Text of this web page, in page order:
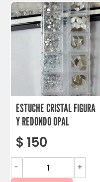
ESTUCHE CRISTAL FIGURA
Y REDONDO OPAL
$ 150
- +